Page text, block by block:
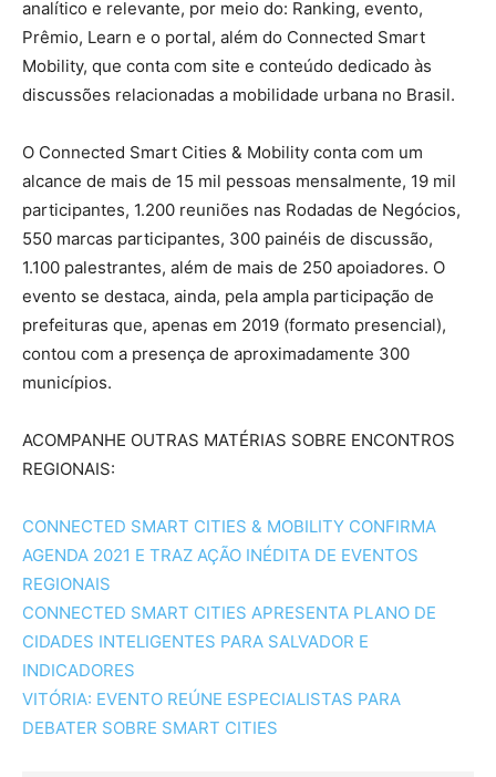
analítico e relevante, por meio do: Ranking, evento,
Prêmio, Learn e o portal, além do Connected Smart
Mobility, que conta com site e conteúdo dedicado às
discussões relacionadas a mobilidade urbana no Brasil.
O Connected Smart Cities & Mobility conta com um
alcance de mais de 15 mil pessoas mensalmente, 19 mil
participantes, 1.200 reuniões nas Rodadas de Negócios,
550 marcas participantes, 300 painéis de discussão,
1.100 palestrantes, além de mais de 250 apoiadores. O
evento se destaca, ainda, pela ampla participação de
prefeituras que, apenas em 2019 (formato presencial),
contou com a presença de aproximadamente 300
municípios.
ACOMPANHE OUTRAS MATÉRIAS SOBRE ENCONTROS
REGIONAIS:
CONNECTED SMART CITIES & MOBILITY CONFIRMA
AGENDA 2021 E TRAZ AÇÃO INÉDITA DE EVENTOS
REGIONAIS
CONNECTED SMART CITIES APRESENTA PLANO DE
CIDADES INTELIGENTES PARA SALVADOR E
INDICADORES
VITÓRIA: EVENTO REÚNE ESPECIALISTAS PARA
DEBATER SOBRE SMART CITIES